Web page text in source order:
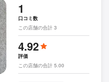
1
口コミ数
この店舗の合計 3
4.92
評価
この店舗の合計 5.00